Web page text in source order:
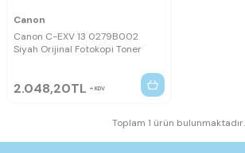
Canon
Canon C-EXV 13 0279B002
Siyah Orijinal Fotokopi Toner
2.048,20TL KDV
Toplam 1 ürün bulunmaktadır.